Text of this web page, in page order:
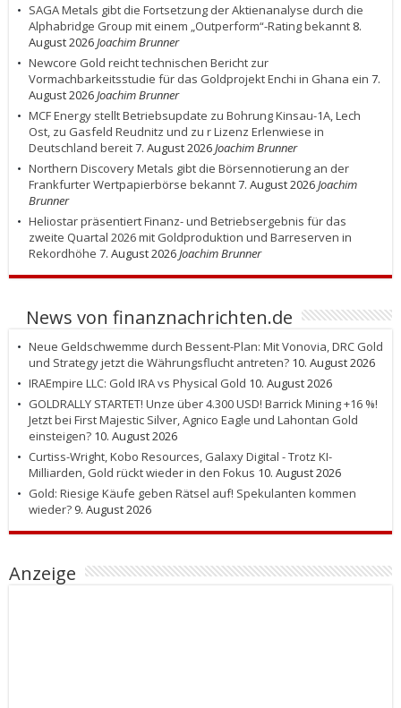
SAGA Metals gibt die Fortsetzung der Aktienanalyse durch die
Alphabridge Group mit einem „Outperform“-Rating bekannt 8.
August 2026Joachim Brunner
Newcore Gold reicht technischen Bericht zur
Vormachbarkeitsstudie für das Goldprojekt Enchi in Ghana ein 7.
August 2026Joachim Brunner
MCF Energy stellt Betriebsupdate zu Bohrung Kinsau-1A, Lech
Ost, zu Gasfeld Reudnitz und zu r Lizenz Erlenwiese in
Deutschland bereit7. August 2026Joachim Brunner
Northern Discovery Metals gibt die Börsennotierung an der
Frankfurter Wertpapierbörse bekannt7. August 2026Joachim
Brunner
Heliostar präsentiert Finanz- und Betriebsergebnis für das
zweite Quartal 2026 mit Goldproduktion und Barreserven in
Rekordhöhe 7. August 2026Joachim Brunner
News von finanznachrichten.de
Neue Geldschwemme durch Bessent-Plan: Mit Vonovia, DRC Gold
und Strategy jetzt die Währungsflucht antreten? 10. August 2026
IRAEmpire LLC: Gold IRA vs Physical Gold 10. August 2026
GOLDRALLY STARTET! Unze über 4.300 USD! Barrick Mining +16 %!
Jetzt bei First Majestic Silver, Agnico Eagle und Lahontan Gold
einsteigen? 10. August 2026
Curtiss-Wright, Kobo Resources, Galaxy Digital - Trotz KI-
Milliarden, Gold rückt wieder in den Fokus 10. August 2026
Gold: Riesige Käufe geben Rätsel auf! Spekulanten kommen
wieder? 9. August 2026
Anzeige